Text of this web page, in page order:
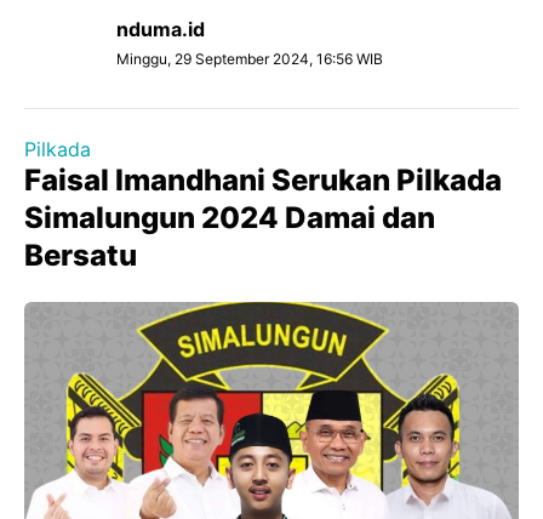
nduma.id
Minggu, 29 September 2024, 16:56 WIB
Pilkada
Faisal Imandhani Serukan Pilkada
Simalungun 2024 Damai dan
Bersatu